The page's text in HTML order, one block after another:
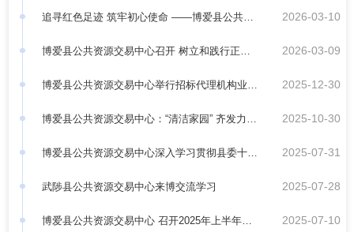
战军第九纵队纪念馆开展参观学习活动
追寻红色足迹 筑牢初心使命 ——博爱县公共资
源交易中心赴柏山红色教育基地开展参观学习活
动
2026-03-10
博爱县公共资源交易中心召开 树立和践行正确
政绩观学习教育部署会议
2026-03-09
博爱县公共资源交易中心举行招标代理机构业务
培训
2025-12-30
博爱县公共资源交易中心：“清洁家园” 齐发力
筑牢大气污染防治屏障
2025-10-30
博爱县公共资源交易中心深入学习贯彻县委十三
届九次全会精神
2025-07-31
武陟县公共资源交易中心来博交流学习 2025-07-28
博爱县公共资源交易中心 召开2025年上半年工 2025-07-10